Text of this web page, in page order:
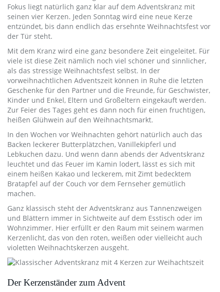
Fokus liegt natürlich ganz klar auf dem Adventskranz mit
seinen vier Kerzen. Jeden Sonntag wird eine neue Kerze
entzündet, bis dann endlich das ersehnte Weihnachtsfest vor
der Tür steht.
Mit dem Kranz wird eine ganz besondere Zeit eingeleitet. Für
viele ist diese Zeit nämlich noch viel schöner und sinnlicher,
als das stressige Weihnachtsfest selbst. In der
vorweihnachtlichen Adventszeit können in Ruhe die letzten
Geschenke für den Partner und die Freunde, für Geschwister,
Kinder und Enkel, Eltern und Großeltern eingekauft werden.
Zur Feier des Tages geht es dann noch für einen fruchtigen,
heißen Glühwein auf den Weihnachtsmarkt.
In den Wochen vor Weihnachten gehört natürlich auch das
Backen leckerer Butterplätzchen, Vanillekipferl und
Lebkuchen dazu. Und wenn dann abends der Adventskranz
leuchtet und das Feuer im Kamin lodert, lässt es sich mit
einem heißen Kakao und leckerem, mit Zimt bedecktem
Bratapfel auf der Couch vor dem Fernseher gemütlich
machen.
Ganz klassisch steht der Adventskranz aus Tannenzweigen
und Blättern immer in Sichtweite auf dem Esstisch oder im
Wohnzimmer. Hier erfüllt er den Raum mit seinem warmen
Kerzenlicht, das von den roten, weißen oder vielleicht auch
violetten Weihnachtskerzen ausgeht.
Der Kerzenständer zum Advent